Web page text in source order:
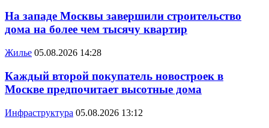
На западе Москвы завершили строительство
дома на более чем тысячу квартир
Жилье 05.08.2026 14:28
Каждый второй покупатель новостроек в
Москве предпочитает высотные дома
Инфраструктура 05.08.2026 13:12